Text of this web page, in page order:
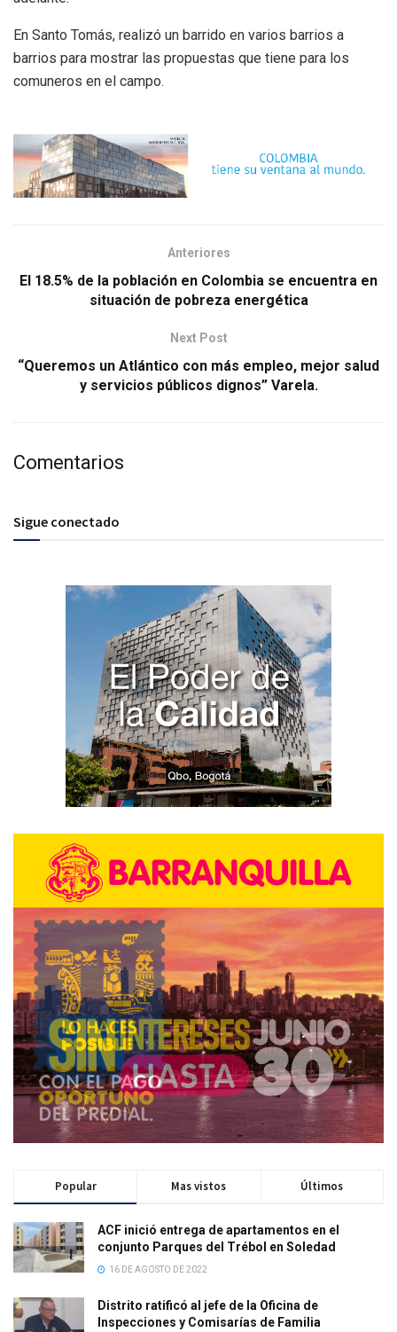
En Santo Tomás, realizó un barrido en varios barrios a
barrios para mostrar las propuestas que tiene para los
comuneros en el campo.
Anteriores
El 18.5% de la población en Colombia se encuentra en
situación de pobreza energética
Next Post
“Queremos un Atlántico con más empleo, mejor salud
y servicios públicos dignos” Varela.
Comentarios
Sigue conectado
Popular Mas vistos Últimos
ACF inició entrega de apartamentos en el
conjunto Parques del Trébol en Soledad
16 DE AGOSTO DE 2022
Distrito ratificó al jefe de la Oficina de
Inspecciones y Comisarías de Familia